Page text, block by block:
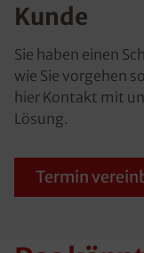
Kunde
Sie haben einen
wie Sie vorgehen
hier Kontakt mit
Lösung.
Termin